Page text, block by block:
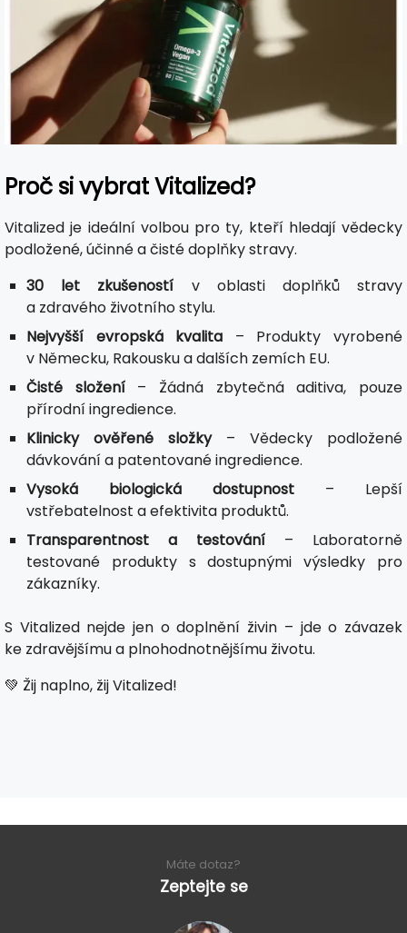
Proč si vybrat Vitalized?
Vitalized je ideální volbou pro ty, kteří hledají vědecky
podložené, účinné a čisté doplňky stravy.
30 let zkušeností v oblasti doplňků stravy
a zdravého životního stylu.
Nejvyšší evropská kvalita – Produkty vyrobené
v Německu, Rakousku a dalších zemích EU.
Čisté složení– Žádná zbytečná aditiva, pouze
přírodní ingredience.
Klinicky ověřené složky– Vědecky podložené
dávkování a patentované ingredience.
Vysoká biologická dostupnost – Lepší
vstřebatelnost a efektivita produktů.
Transparentnost a testování – Laboratorně
testované produkty s dostupnými výsledky pro
zákazníky.
S Vitalized nejde jen o doplnění živin – jde o závazek
ke zdravějšímu a plnohodnotnějšímu životu.
💚 Žij naplno, žij Vitalized!
Máte dotaz?
Zeptejte se